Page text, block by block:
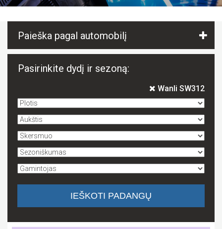
Paieška pagal automobilį
Pasirinkite dydį ir sezoną:
Wanli SW312